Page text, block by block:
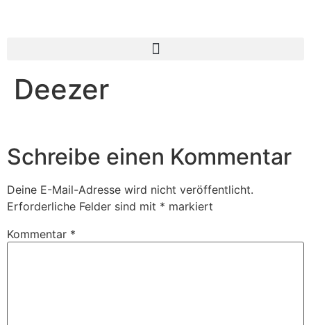
Deezer
Schreibe einen Kommentar
Deine E-Mail-Adresse wird nicht veröffentlicht.
Erforderliche Felder sind mit * markiert
Kommentar *